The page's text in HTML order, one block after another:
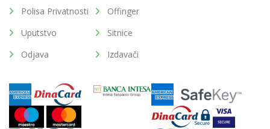
Polisa Privatnosti
Uputstvo
Odjava
Offinger
Sitnice
Izdavači